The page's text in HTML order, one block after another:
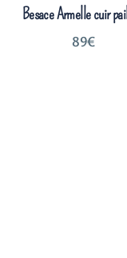
Besace Armelle cuir
89€